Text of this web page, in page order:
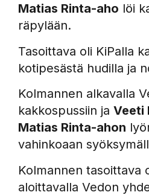
Matias Rinta-aho löi
räpylään.
Tasoittava oli KiPalla
kotipesästä hudilla ja
Kolmannen alkavalla
kakkospussiin ja Veeti
Matias Rinta-ahon
vahinkoaan
Kolmannen tasoittava
aloittavalla Vedon